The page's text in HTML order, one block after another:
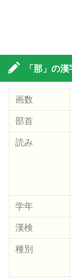
「那」の
画数
部首
読み
学年
漢検
種別